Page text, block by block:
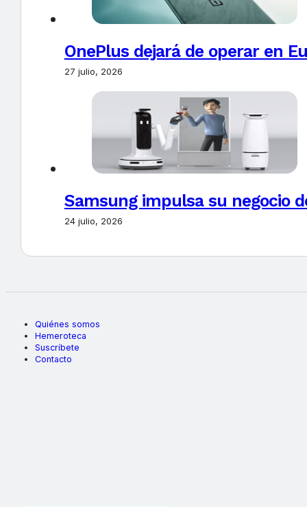
OnePlus dejará de operar en
27 julio, 2026
Samsung impulsa su negocio
24 julio, 2026
Quiénes somos
Hemeroteca
Suscríbete
Contacto